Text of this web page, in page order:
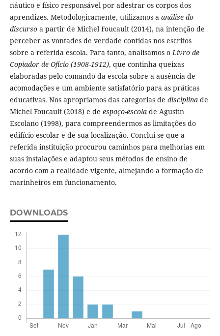
náutico e físico responsável por adestrar os corpos dos
aprendizes. Metodologicamente, utilizamos a análise do
discursoa partir de Michel Foucault (2014), na intenção de
perceber as vontades de verdade contidas nos escritos
sobre a referida escola. Para tanto, analisamos oLivro de
Copiador de Ofício (1908-1912), que continha queixas
elaboradas pelo comando da escola sobre a ausência de
acomodações e um ambiente satisfatório para as práticas
educativas. Nos apropriamos das categorias de disciplinade
Michel Foucault (2018) e de espaço-escolade Agustín
Escolano (1998), para compreendermos as limitações do
edifício escolar e de sua localização. Conclui-se que a
referida instituição procurou caminhos para melhorias em
suas instalações e adaptou seus métodos de ensino de
acordo com a realidade vigente, almejando a formação de
marinheiros em funcionamento.
DOWNLOADS